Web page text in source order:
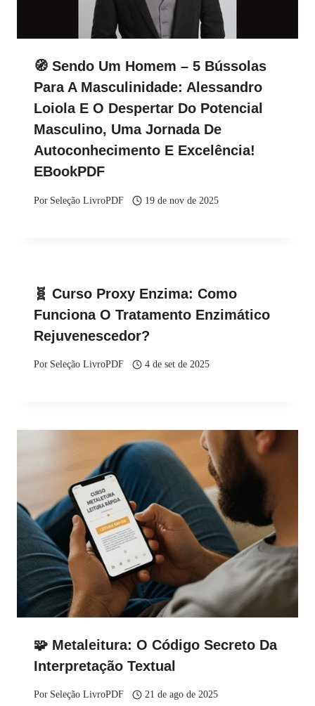
🧭 Sendo Um Homem – 5 Bússolas
Para A Masculinidade: Alessandro
Loiola E O Despertar Do Potencial
Masculino, Uma Jornada De
Autoconhecimento E Excelência!
EBookPDF
Por Seleção LivroPDF 19 de nov de 2025
🧬 Curso Proxy Enzima: Como
Funciona O Tratamento Enzimático
Rejuvenescedor?
Por Seleção LivroPDF 4 de set de 2025
🧩 Metaleitura: O Código Secreto Da
Interpretação Textual
Por Seleção LivroPDF 21 de ago de 2025